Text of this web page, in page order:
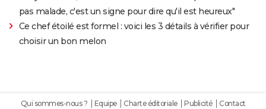
pas malade, c'est un signe pour dire qu'il est heureux"
Ce chef étoilé est formel : voici les 3 détails à vérifier pour
choisir un bon melon
Qui sommes-nous ? Equipe Charte éditoriale Publicité
Contact